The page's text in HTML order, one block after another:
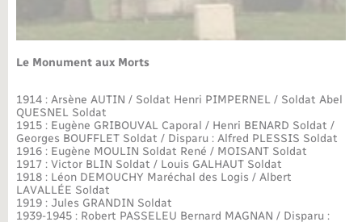
Le Monument aux Morts
1914 : Arsène AUTIN / Soldat Henri PIMPERNEL / Soldat Abel
QUESNEL Soldat
1915 : Eugène GRIBOUVAL Caporal / Henri BENARD Soldat /
Georges BOUFFLET Soldat / Disparu : Alfred PLESSIS Soldat
1916 : Eugène MOULIN Soldat René / MOISANT Soldat
1917 : Victor BLIN Soldat / Louis GALHAUT Soldat
1918 : Léon DEMOUCHY Maréchal des Logis / Albert
LAVALLÉE Soldat
1919 : Jules GRANDIN Soldat
1939-1945 : Robert PASSELEU Bernard MAGNAN / Disparu :